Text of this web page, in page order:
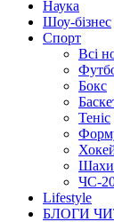
Наука
Шоу-бізнес
Спорт
Всі
Бокс
Теніс
Шахи
ЧС-
Lifestyle
БЛОГИ